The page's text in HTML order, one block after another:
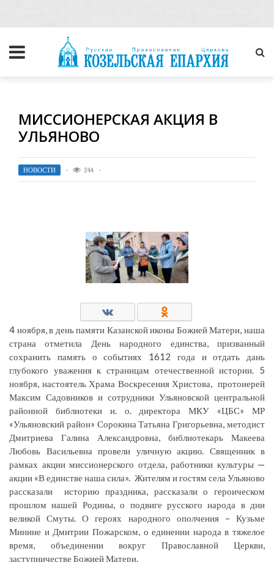
МИССИОНЕРСКАЯ АКЦИЯ В
УЛЬЯНОВО
НОВОСТИ 244
4 ноября, в день памяти Казанской иконы Божией Матери, наша
страна отметила День народного единства, призванный
сохранить память о событиях 1612 года и отдать дань
глубокого уважения к страницам отечественной истории. 5
ноября, настоятель Храма Воскресения Христова, протоиерей
Максим Садовников и сотрудники Ульяновской центральной
районной библиотеки и. о. директора МКУ «ЦБС» МР
«Ульяновский район» Сорокина Татьяна Григорьевна, методист
Дмитриева Галина Александровна, библиотекарь Макеева
Любовь Васильевна провели уличную акцию. Священник в
рамках акции миссионерского отдела, работники культуры —
акции «В единстве наша сила». Жителям и гостям села Ульяново
рассказали историю праздника, рассказали о героическом
прошлом нашей Родины, о подвиге русского народа в дни
великой Смуты. О героях народного ополчения – Кузьме
Минине и Дмитрии Пожарском, о единении народа в тяжелое
время, объединении вокруг Православной Церкви,
заступничестве Божией Матери.